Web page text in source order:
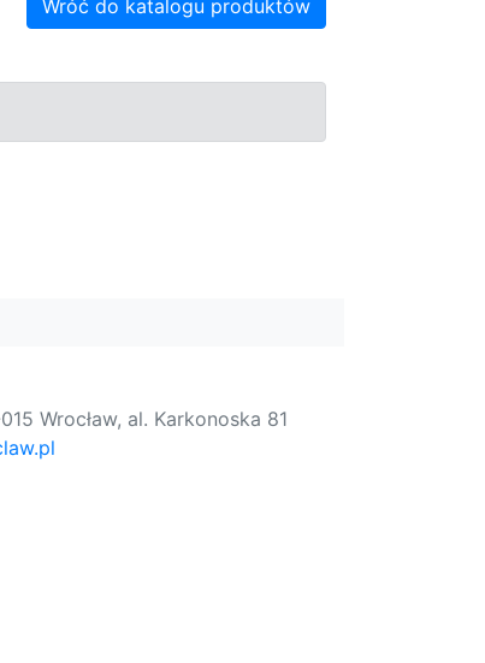
Wróć do katalogu produktów
Wrocław, al. Karkonoska 81